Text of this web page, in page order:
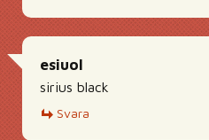
esiuol
sirius black
Svara